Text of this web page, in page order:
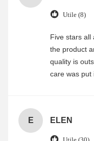
Utile (8)
Five stars all
the product
quality is
care was put
E ELEN